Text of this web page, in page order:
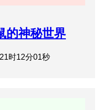
的神秘世界
时12分01秒